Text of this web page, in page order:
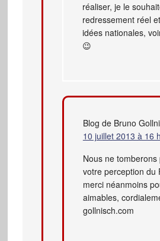
réaliser, je le
redressement réel
idées nationales,
😉
Blog de Bruno
10 juillet 2013 à 16
Nous ne tomberons
votre perception du
merci néanmoins
aimables,
gollnisch.com